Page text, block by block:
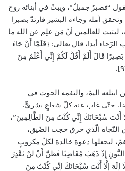
يقول “فصبرٌ جميلٌ”، ويبثّ في أبنائه روح
وتحقق أمله وجاءه البشير فارتدّ بصيرا
للعالمين أنّ مَن علِم عن الله ما
أبدا، قال تعالى: {فَلَمَّا أَنْ جَاءَ
بَصِيرًا قَالَ أَلَمْ أَقُلْ لَكُمْ إِنِّي أَعْلَمُ مِنَ
ابتلعه اليمّ، والتقمه الحوت في
حتّى غاب عنه كلّ شعاعٍ بشريٍّ،
أَنْتَ سُبْحَانَكَ إِنِّي كُنْتُ مِنَ الظَّالِمِينَ”،
النّجاة الّذي خرق حجب الضّيق،
ليجعلها دعوة خالدة لكلّ مكروبٍ
النُّونِ إِذْ ذَهَبَ مُغَاضِبًا فَظَنَّ أَنْ لَنْ نَقْدِرَ
إِلَهَ إِلَّا أَنْتَ سُبْحَانَكَ إِنِّي كُنْتُ مِنَ